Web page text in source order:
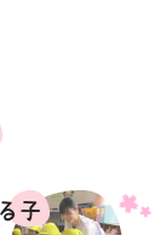
子